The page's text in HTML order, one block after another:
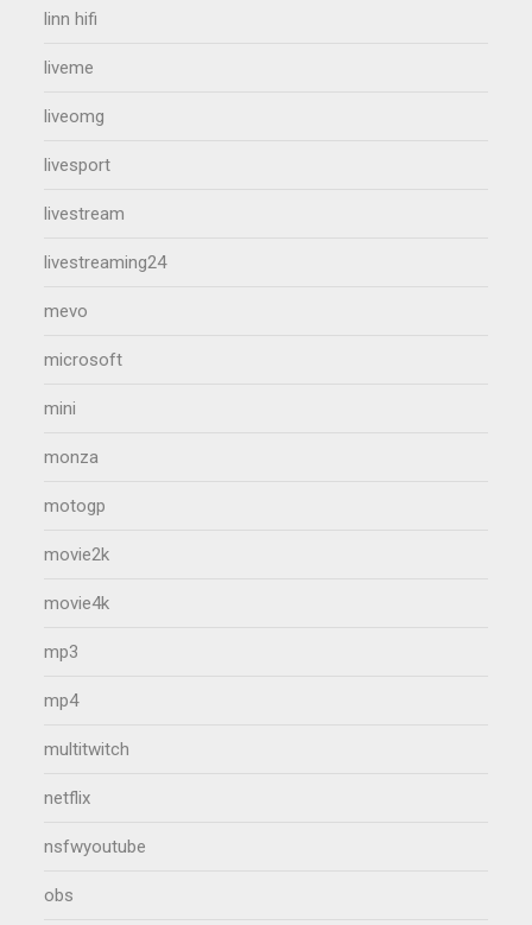
linn hifi
liveme
liveomg
livesport
livestream
livestreaming24
mevo
microsoft
mini
monza
motogp
movie2k
movie4k
mp3
mp4
multitwitch
netflix
nsfwyoutube
obs